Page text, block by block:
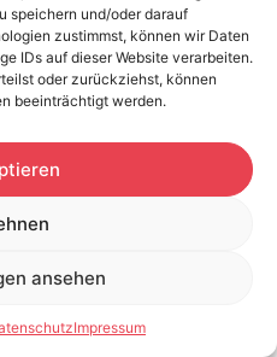
speichern und/oder darauf
zustimmst, können wir Daten
IDs auf dieser Website verarbeiten.
oder zurückziehst, können
beeinträchtigt werden.
ansehen
Impressum